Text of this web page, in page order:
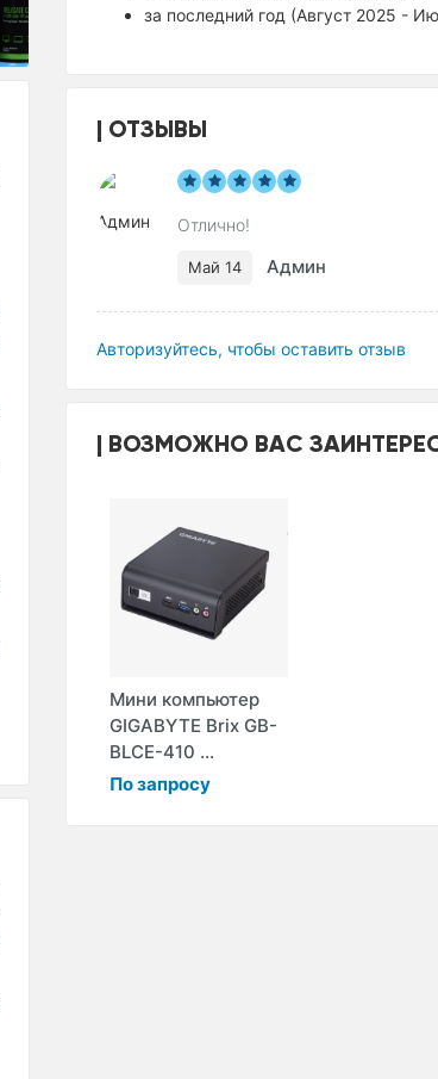
за последний год (Август 2025 -
ОТЗЫВЫ
Отлично!
Май 14 Админ
Авторизуйтесь, чтобы оставить отзыв
ВОЗМОЖНО ВАС
Мини компьютер
GIGABYTE Brix GB-
BLCE-410 ...
По запросу